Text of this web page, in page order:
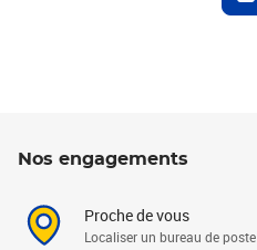
Nos engagements
Proche de vous
Localiser un bureau de poste